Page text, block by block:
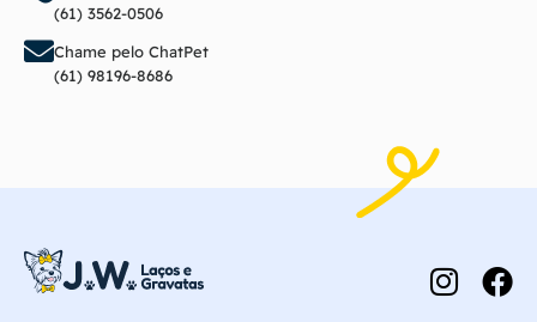
(61) 3562-0506
Chame pelo ChatPet
(61) 98196-8686